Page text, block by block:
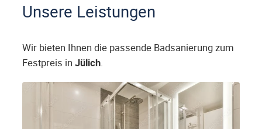
Unsere Leistungen
Wir bieten Ihnen die passende Badsanierung zum
Festpreis in Jülich.